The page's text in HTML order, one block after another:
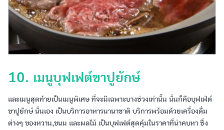
10. เมนูบุฟเฟต์ขาปูยักษ์
และเมนูสุดท้ายเป็นเมนูพิเศษ ที่จะมีเฉพาะบางช่วงเท่านั้น นั่นก็คือบุฟเฟ่ต์
ขาปูยักษ์ นั่นเอง เป็นบริการอาหารนานาชาติ บริการพร้อมด้วยเครื่องดื่ม
ต่างๆ ของหวาน,ขนม และผลไม้ เป็นบุฟเฟต์สุดคุ้มในราคาที่น่าคบหา ซึ่ง